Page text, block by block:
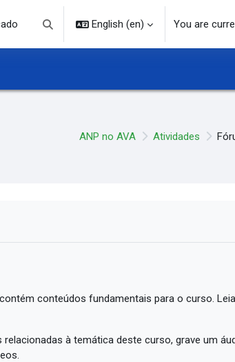
Toggle search input
English ‎(en)‎ You are
ANP no AVA Atividades
conteúdos fundamentais para o curso.
à temática deste curso, grave um